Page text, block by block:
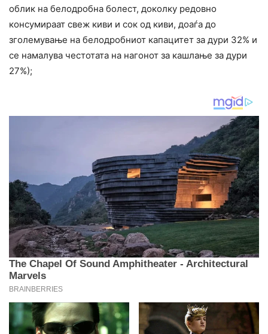
облик на белодробна болест, доколку редовно
консумираат свеж киви и сок од киви, доаѓа до
зголемување на белодробниот капацитет за дури 32% и
се намалува честотата на нагонот за кашлање за дури
27%);